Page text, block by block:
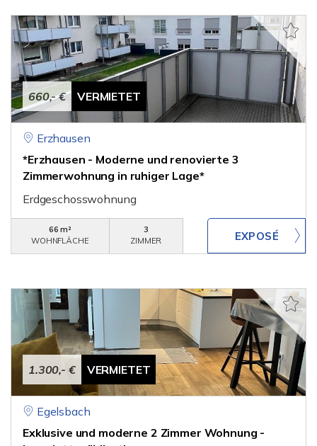
660,- € VERMIETET
Erzhausen
*Erzhausen - Moderne und renovierte 3
Zimmerwohnung in ruhiger Lage*
Erdgeschosswohnung
66 m²
WOHNFLÄCHE
3
ZIMMER
1.300,- € VERMIETET
Egelsbach
Exklusive und moderne 2 Zimmer Wohnung -